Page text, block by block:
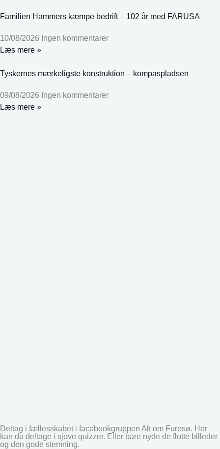
Familien Hammers kæmpe bedrift – 102 år med FARUSA
10/08/2026 Ingen kommentarer
Læs mere »
Tyskernes mærkeligste konstruktion – kompaspladsen
09/08/2026 Ingen kommentarer
Læs mere »
Deltag i fællesskabet i facebookgruppen Alt om Furesø. Her
kan du deltage i sjove quizzer. Eller bare nyde de flotte billeder
og den gode stemning.